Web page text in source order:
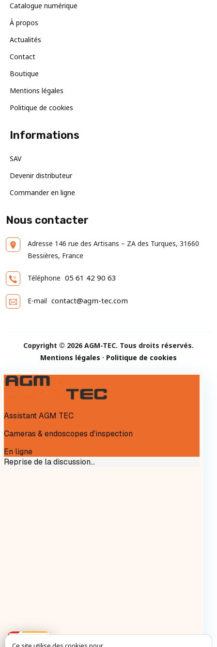
Catalogue numérique
À propos
Actualités
Contact
Boutique
Mentions légales
Politique de cookies
Informations
SAV
Devenir distributeur
Commander en ligne
Nous contacter
Adresse 146 rue des Artisans – ZA des Turques, 31660
Bessières, France
Téléphone 05 61 42 90 63
E-mail contact@agm-tec.com
Copyright © 2026 AGM-TEC. Tous droits réservés.
Mentions légales · Politique de cookies